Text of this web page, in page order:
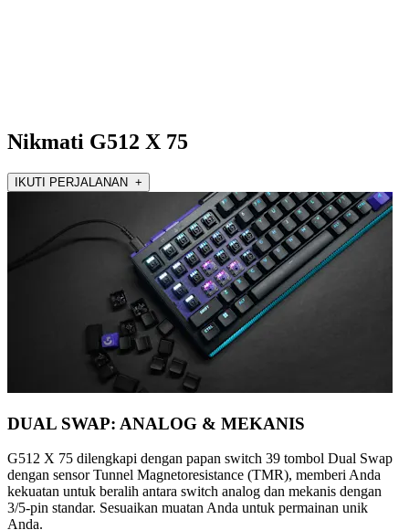
Nikmati G512 X 75
IKUTI PERJALANAN +
DUAL SWAP: ANALOG & MEKANIS
G512 X 75 dilengkapi dengan papan switch 39 tombol Dual Swap
dengan sensor Tunnel Magnetoresistance (TMR), memberi Anda
kekuatan untuk beralih antara switch analog dan mekanis dengan
3/5-pin standar. Sesuaikan muatan Anda untuk permainan unik
Anda.